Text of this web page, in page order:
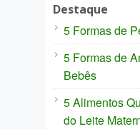
Destaque
5 Formas de
5 Formas de
Bebês
5 Alimentos
do Leite